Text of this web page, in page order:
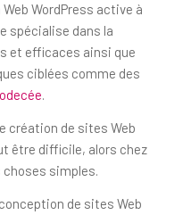
WordPress active à
spécialise dans la
et efficaces ainsi que
ciblées comme des
.
création de sites Web
être difficile, alors chez
choses simples.
de sites Web